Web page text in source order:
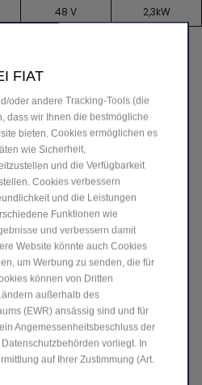
48 V 2,3kW
des World Motorcycle Test Cycle
von Fahrzyklen zur Messung des
von Motorrädern. Die tatsächliche
abweichen und ist von
von persönlicher Fahrweise,
Nutzung von Heizung und
FIAT
oder andere Tracking-Tools (die
dass wir Ihnen die bestmögliche
bieten. Cookies ermöglichen es
wie Sicherheit,
und die Verfügbarkeit
Cookies verbessern
und die Leistungen
Funktionen wie
und verbessern damit
Website könnte auch Cookies
um Werbung zu senden, die für
können von Dritten
außerhalb des
(EWR) ansässig sind und für
Angemessenheitsbeschluss der
vorliegt. In
auf Ihrer Zustimmung (Art.